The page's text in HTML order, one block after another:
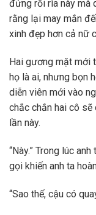
đứng rồi rìa này mà
rằng lại may mắn
xinh đẹp hơn cả nữ
Hai gương mặt mới
họ là ai, nhưng bọn
diễn viên mới vào
chắc chắn hai cô
lần này.
“Này.” Trong lúc
gọi khiến anh ta
“Sao thế, cậu có